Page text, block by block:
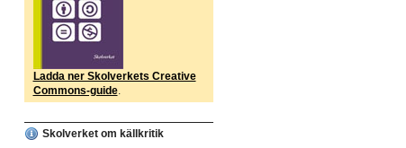
Ladda ner Skolverkets Creative
Commons-guide.
Skolverket om källkritik